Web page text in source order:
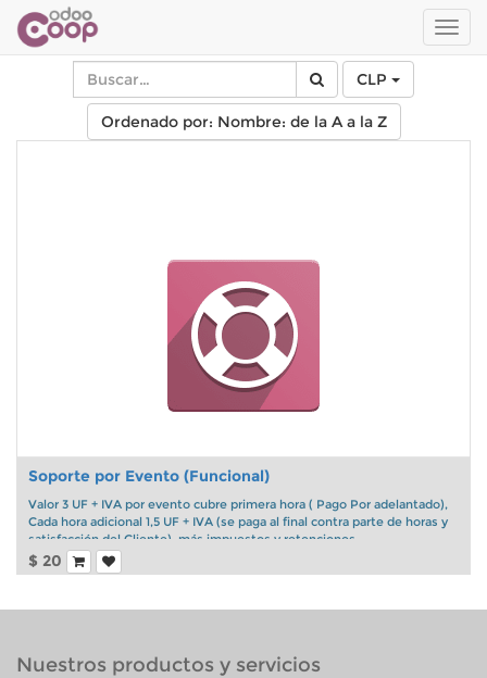
de
CLP
Ordenado por: Nombre: de la A a la Z
Soporte por Evento (Funcional)
Valor 3 UF + IVA por evento cubre primera hora ( Pago Por adelantado),
Cada hora adicional 1,5 UF + IVA (se paga al final contra parte de horas y
satisfacción del Cliente), más impuestos y retenciones.
$ 20
Nuestros productos y servicios